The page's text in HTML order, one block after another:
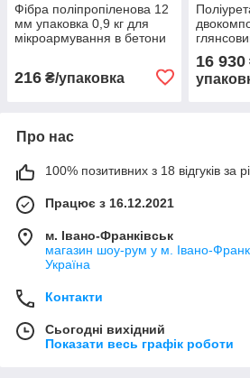
Фібра поліпропіленова 12
мм упаковка 0,9 кг для
мікроармування в бетони
216 ₴/упаковка
Vimatec
VARNISH
16 930
Про нас
100% позитивних з 18 відгуків за
Працює з 16.12.2021
м. Івано-Франківськ
магазин шоу-рум у м. Івано-
Україна
Контакти
Сьогодні вихідний
Показати весь графік роботи